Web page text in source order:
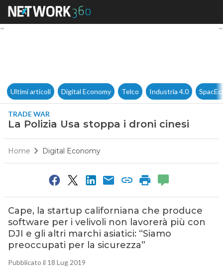
La Polizia Usa stoppa i droni
Ultimi articoli Digital Economy Telco Industria 4.0
TRADE WAR
La Polizia Usa stoppa i droni cinesi
Home Digital Economy
Cape, la startup californiana che produce
software per i velivoli non lavorerà più con
DJI e gli altri marchi asiatici: “Siamo
preoccupati per la sicurezza”
Pubblicato il 18 Lug 2019